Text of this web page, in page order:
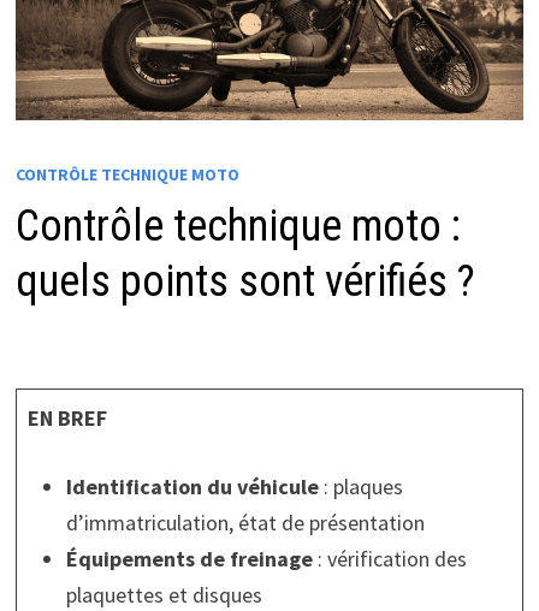
CONTRÔLE TECHNIQUE MOTO
Contrôle technique moto :
quels points sont vérifiés ?
EN BREF
Identification du véhicule: plaques
d’immatriculation, état de présentation
Équipements de freinage: vérification des
plaquettes et disques